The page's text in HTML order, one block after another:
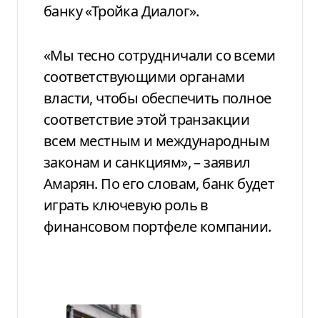
банку «Тройка Диалог».
«Мы тесно сотрудничали со всеми
соответствующими органами
власти, чтобы обеспечить полное
соответствие этой транзакции
всем местным и международным
законам и санкциям», – заявил
Амарян. По его словам, банк будет
играть ключевую роль в
финансовом портфеле компании.